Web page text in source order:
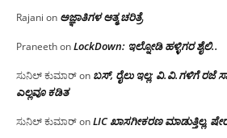
Rajani on ಅಜ್ಞಾತಿಗಳ ಆತ್ಮ ಚರಿತ್ರೆ
PraneethonLockDown: ಇಲ್ನೋಡಿ ಹಳ್ಳಿಗರ ಶೈಲಿ..
ಸುನಿಲ್ ಕುಮಾರ್on ಬಸ್, ರೈಲು ಇಲ್ಲ; ವಿ.ವಿ.ಗಳಿಗೆ ರಜೆ
ಎಲ್ಲವೂ ಕಡಿತ
ಸುನಿಲ್ ಕುಮಾರ್onLIC ಖಾಸಗೀಕರಣ ಮಾಡುತ್ತಿಲ್ಲ,